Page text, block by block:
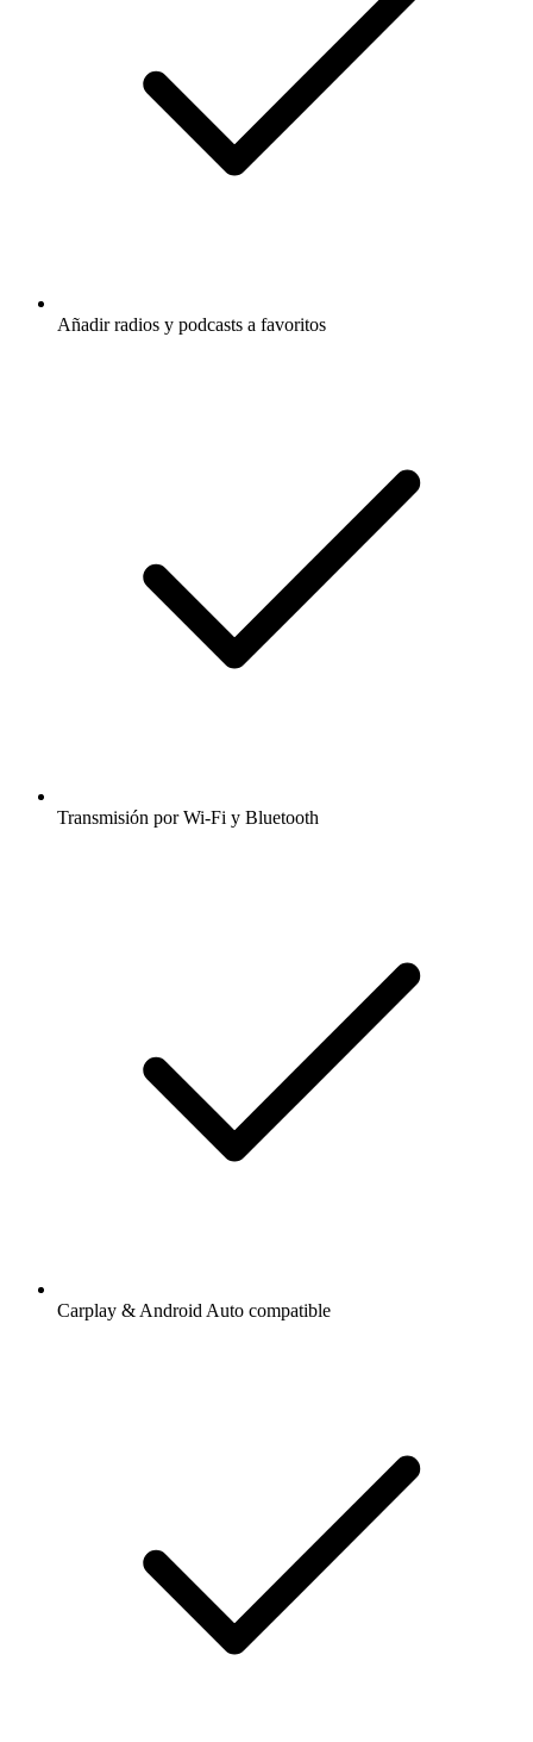
Añadir radios y podcasts a favoritos
Transmisión por Wi-Fi y Bluetooth
Carplay & Android Auto compatible